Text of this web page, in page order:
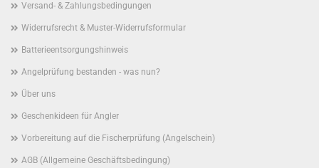
Versand- & Zahlungsbedingungen
Widerrufsrecht & Muster-Widerrufsformular
Batterieentsorgungshinweis
Angelprüfung bestanden - was nun?
Über uns
Geschenkideen für Angler
Vorbereitung auf die Fischerprüfung (Angelschein)
AGB (Allgemeine Geschäftsbedingung)